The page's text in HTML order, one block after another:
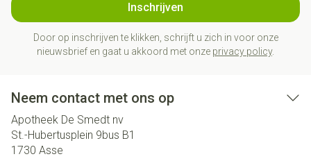
Inschrijven
Door op inschrijven te klikken, schrijft u zich in voor onze
nieuwsbrief en gaat u akkoord met onze privacy policy.
Neem contact met ons op
Apotheek De Smedt nv
St.-Hubertusplein 9bus B1
1730 Asse